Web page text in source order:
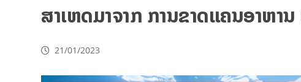
ສາເຫດມາຈາກ ການຂາດແຄນອາຫາ
21/01/2023